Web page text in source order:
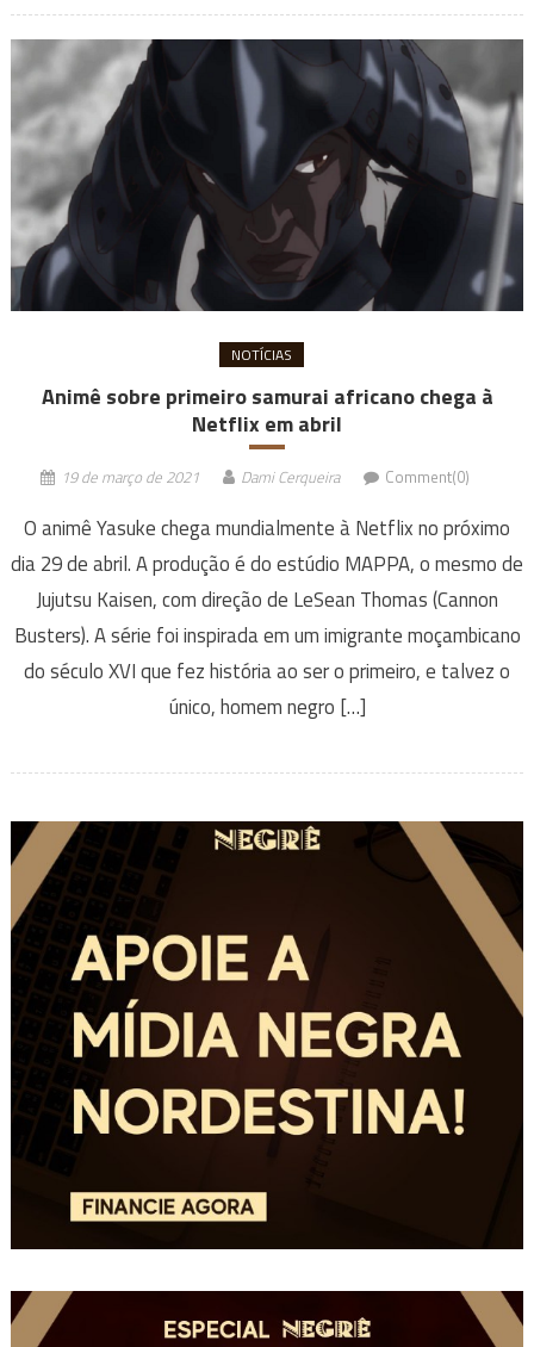
NOTÍCIAS
Animê sobre primeiro samurai africano chega à
Netflix em abril
19 de março de 2021 Dami Cerqueira Comment(0)
O animê Yasuke chega mundialmente à Netflix no próximo
dia 29 de abril. A produção é do estúdio MAPPA, o mesmo de
Jujutsu Kaisen, com direção de LeSean Thomas (Cannon
Busters). A série foi inspirada em um imigrante moçambicano
do século XVI que fez história ao ser o primeiro, e talvez o
único, homem negro […]